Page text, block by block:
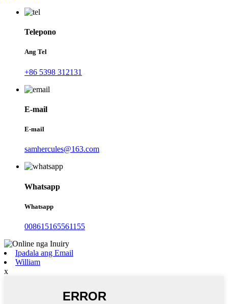
Telepono
Ang Tel
+86 5398 312131
E-mail
E-mail
samhercules@163.com
Whatsapp
Whatsapp
008615165561155
Ipadala ang Email
William
x